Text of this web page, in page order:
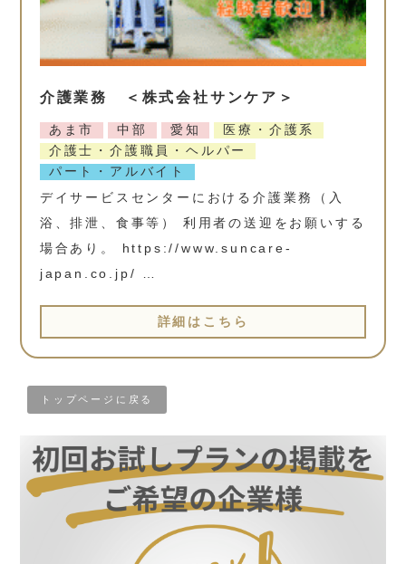
介護業務 ＜株式会社サンケア＞
あま市 中部 愛知
医療・介護系
介護士・介護職員・ヘルパー
パート・アルバイト
デイサービスセンターにおける介護業務（入
浴、排泄、食事等） 利用者の送迎をお願いする
場合あり。 https://www.suncare-
japan.co.jp/ …
詳細はこちら
トップページに戻る